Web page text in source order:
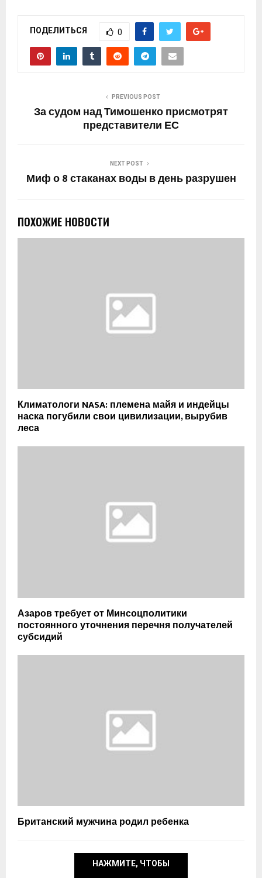
ПОДЕЛИТЬСЯ 0
PREVIOUS POST
За судом над Тимошенко присмотрят
представители ЕС
NEXT POST
Миф о 8 стаканах воды в день разрушен
ПОХОЖИЕ НОВОСТИ
Климатологи NASA: племена майя и индейцы
наска погубили свои цивилизации, вырубив
леса
Азаров требует от Минсоцполитики
постоянного уточнения перечня получателей
субсидий
Британский мужчина родил ребенка
НАЖМИТЕ, ЧТОБЫ